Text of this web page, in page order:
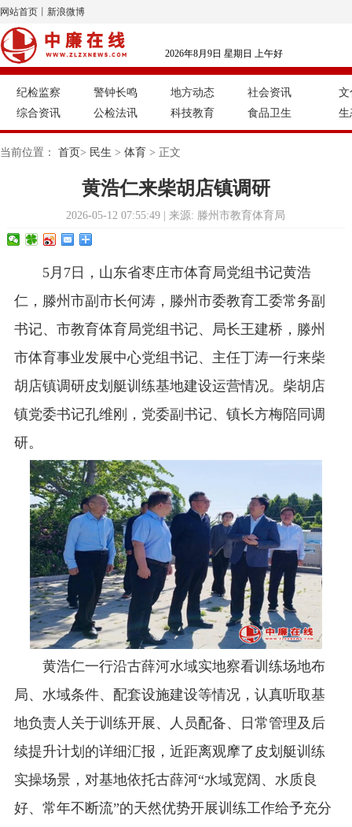
网站首页 新浪微博
2026年8月9日 星期日 上午好
纪检监察 警钟长鸣 地方动态
社会资讯
综合资讯
公检法讯 科技教育 食品卫生
文
生
当前位置： 首页> 民生 > 体育 > 正文
黄浩仁来柴胡店镇调研
2026-05-12 07:55:49 | 来源: 滕州市教育体育局
5月7日，山东省枣庄市体育局党组书记黄浩
仁，滕州市副市长何涛，滕州市委教育工委常务副
书记、市教育体育局党组书记、局长王建桥，滕州
市体育事业发展中心党组书记、主任丁涛一行来柴
胡店镇调研皮划艇训练基地建设运营情况。柴胡店
镇党委书记孔维刚，党委副书记、镇长方梅陪同调
研。
黄浩仁一行沿古薛河水域实地察看训练场地布
局、水域条件、配套设施建设等情况，认真听取基
地负责人关于训练开展、人员配备、日常管理及后
续提升计划的详细汇报，近距离观摩了皮划艇训练
实操场景，对基地依托古薛河“水域宽阔、水质良
好、常年不断流”的天然优势开展训练工作给予充分